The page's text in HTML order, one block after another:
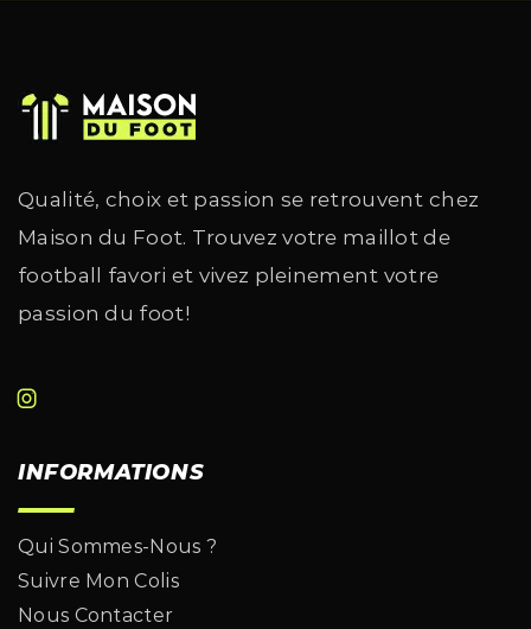
Qualité, choix et passion se retrouvent chez
Maison du Foot. Trouvez votre maillot de
football favori et vivez pleinement votre
passion du foot!
INFORMATIONS
Qui Sommes-Nous ?
Suivre Mon Colis
Nous Contacter